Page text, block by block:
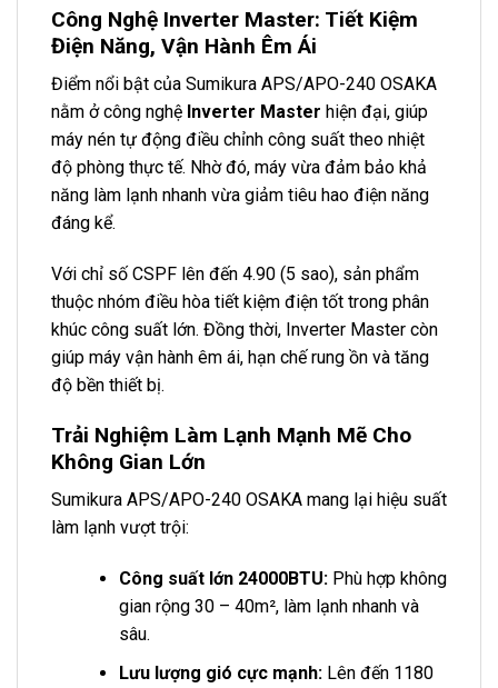
Công Nghệ Inverter Master: Tiết Kiệm
Điện Năng, Vận Hành Êm Ái
Điểm nổi bật của Sumikura APS/APO-240 OSAKA
nằm ở công nghệ Inverter Master hiện đại, giúp
máy nén tự động điều chỉnh công suất theo nhiệt
độ phòng thực tế. Nhờ đó, máy vừa đảm bảo khả
năng làm lạnh nhanh vừa giảm tiêu hao điện năng
đáng kể.
Với chỉ số CSPF lên đến 4.90 (5 sao), sản phẩm
thuộc nhóm điều hòa tiết kiệm điện tốt trong phân
khúc công suất lớn. Đồng thời, Inverter Master còn
giúp máy vận hành êm ái, hạn chế rung ồn và tăng
độ bền thiết bị.
Trải Nghiệm Làm Lạnh Mạnh Mẽ Cho
Không Gian Lớn
Sumikura APS/APO-240 OSAKA mang lại hiệu suất
làm lạnh vượt trội:
Công suất lớn 24000BTU:Phù hợp không
gian rộng 30 – 40m², làm lạnh nhanh và
sâu.
Lưu lượng gió cực mạnh:Lên đến 1180